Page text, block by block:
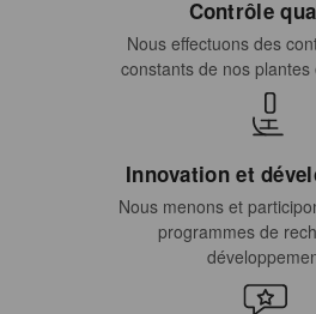
Contrôle
Nous effectuons des
constants de nos plantes
Innovation et
Nous menons et
programmes de